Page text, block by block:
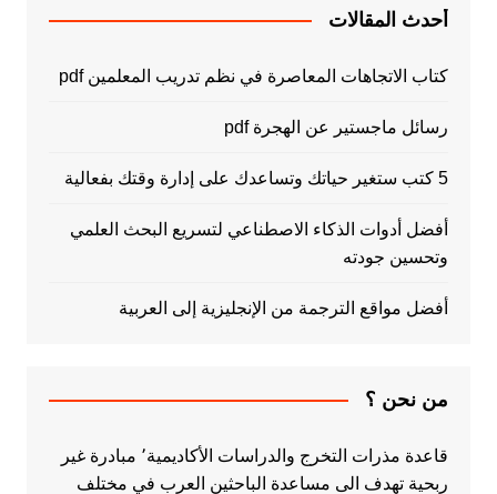
أحدث المقالات
كتاب الاتجاهات المعاصرة في نظم تدريب المعلمين pdf
رسائل ماجستير عن الهجرة pdf
5 كتب ستغير حياتك وتساعدك على إدارة وقتك بفعالية
أفضل أدوات الذكاء الاصطناعي لتسريع البحث العلمي
وتحسين جودته
أفضل مواقع الترجمة من الإنجليزية إلى العربية
من نحن ؟
قاعدة مذرات التخرج والدراسات الأكاديمية٬ مبادرة غير
ربحية تهدف الى مساعدة الباحثين العرب في مختلف